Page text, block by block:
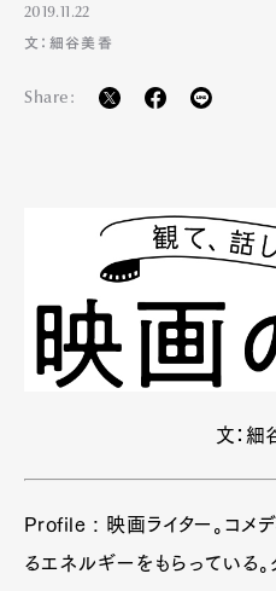
2019.11.22
文：細谷美香
Share:
文：細
Profile : 映画ライター。コメ
るエネルギーをもらっている